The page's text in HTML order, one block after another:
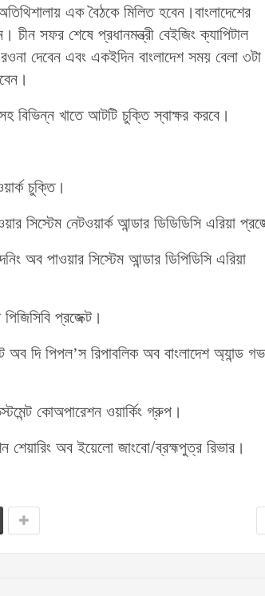
এক বৈঠকে মিলিত হবেন।বাংলাদেশের
সফর শেষে প্রধানমন্ত্রী বেইজিং ক্যাপিটাল
দেবেন এবং একইদিন বাংলাদেশ সময় বেলা
বিভিন্ন খাতে আটটি চুক্তি স্বাক্ষর করবে।
চুক্তি।
সিস্টেম নেটওয়ার্ক আন্ডার ডিডিডিসি এরিয়া
অব পাওয়ার সিস্টেম আন্ডার ডিপিডিসি এরিয়া
প্রজেক্ট।
দি পিপল’স রিপাবলিক অব বাংলাদেশ অ্যান্ড
কোঅপারেশন ওয়ার্কিং গ্রুপ।
অব ইয়েলো জাংবো/ব্রহ্মপুত্র রিভার।